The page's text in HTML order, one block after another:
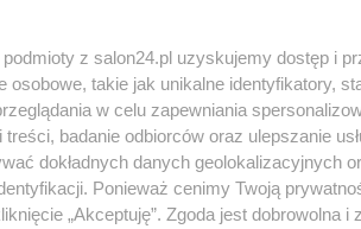
z salon24.pl uzyskujemy dostęp i
takie jak unikalne identyfikatory,
w celu zapewniania
badanie odbiorców oraz ulepszanie
dokładnych danych geolokalizacyjnych
Ponieważ cenimy Twoją
„Akceptuję”. Zgoda jest dobrowolna i